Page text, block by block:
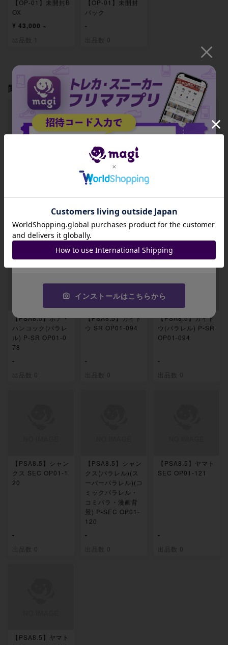
【OP-01】未開封B
OX
¥ 43,000 ~
出品数 1
【OP-01】未開封
パック
-
出品数 0
関連製品
出品数 0
【PSA8.5】トラフ
ァルガー・ロー SR
-
出品数 0
-
出品数 0
【PSA8.5】ボア・
ハンコック(パラレ
ル) P-SR OP01-0
78
-
出品数 0
【PSA8.5】カイド
ウ SR OP01-094
-
出品数 0
【PSA8.5】カイド
ウ(パラレル) P-SR
OP01-094
-
出品数 0
【PSA8.5】シャン
クス SEC OP01-1
20
-
出品数 0
【PSA8.5】シャン
クス(パラレル)(ス
ーパーパラレル)(コ
ミックパラレル・
コミパラ・漫画背
景) P-SEC OP01-
120
-
出品数 0
【PSA8.5】ヤマト
SEC OP01-121
-
出品数 0
【PSA8.5】ヤマト
招待コード
JA9XS8
コピーする
インストールはこちらから